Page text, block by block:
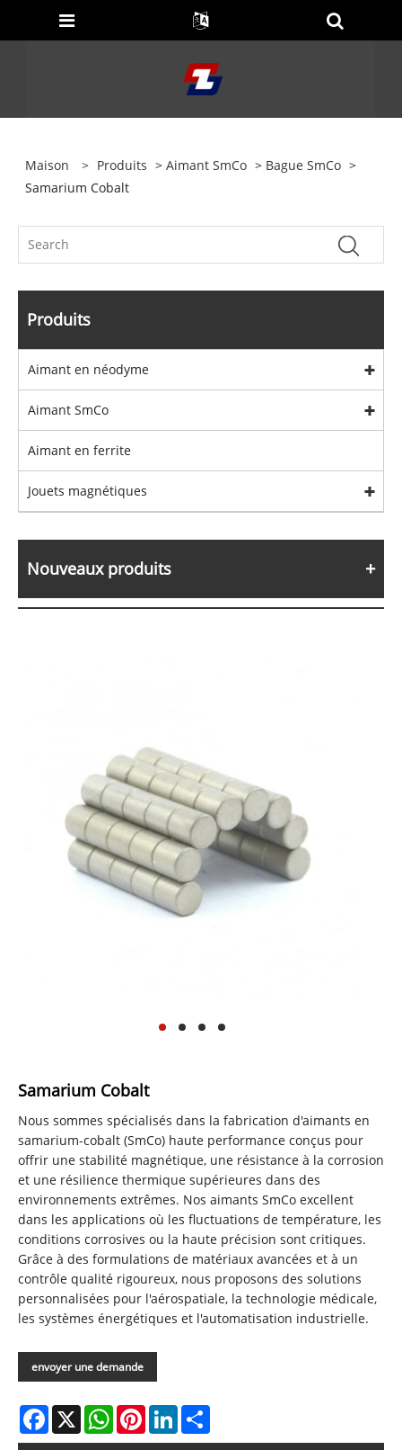
Maison > Produits >Aimant SmCo > Bague SmCo >
Samarium Cobalt
Produits
Aimant en néodyme
Aimant SmCo
Aimant en ferrite
Jouets magnétiques
Nouveaux produits
Samarium Cobalt
Nous sommes spécialisés dans la fabrication d'aimants en
samarium-cobalt (SmCo) haute performance conçus pour
offrir une stabilité magnétique, une résistance à la corrosion
et une résilience thermique supérieures dans des
environnements extrêmes. Nos aimants SmCo excellent
dans les applications où les fluctuations de température, les
conditions corrosives ou la haute précision sont critiques.
Grâce à des formulations de matériaux avancées et à un
contrôle qualité rigoureux, nous proposons des solutions
personnalisées pour l'aérospatiale, la technologie médicale,
les systèmes énergétiques et l'automatisation industrielle.
envoyer une demande
Facebook
X WhatsAppPinterestLinkedIn